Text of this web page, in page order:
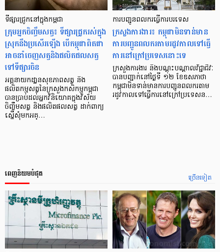
ទីផ្សារជ្រូកនៅក្នុងកម្ពជា
ក្រុមអ្នកចិញ្ចឹមសត្វ៖ ទីផ្សារជ្រូករស់ក្នុង
ស្រុកនឹងប្រសើរឡើង បើកម្ពុជាពិតជា
អាចនាំចេញសត្វនិងផលិតផលសត្វ
ទៅទីផ្សារចិន
អគ្គនាយកដា្ឋនសុខភាពសត្វ និង
ផលិតកម្មសត្វនៃក្រសួងកសិកម្មកម្ពុជា
បានប្រាប់ដល់អ្នកវិនិយោគក្នុងវិស័យ
ចិញ្ចឹមសត្វ និងផលិតផលសត្វ ដាក់ពាក្យ
ស្នើសុំមកអគ្…
ការបញ្ជូនពលករធ្វើការបរទេស
ក្រសួងការងារ៖ កម្ពុជាមិនទាន់មាន
ការបញ្ជូនពលករតាមរដូវកាលទៅធ្វើ
ការនៅក្រៅប្រទេសនោះទេ
ក្រសួងការងារ និងបណ្តុះបណ្តាលវិជ្ជាជីវៈ
បាន​បញ្ជាក់​នៅថ្ងៃទី ១២ ខែឧសភាថា
កម្ពុជាមិនទាន់មានការបញ្ជូនពលករតាម
រដូវកាល​ទៅធ្វើការនៅក្រៅប្រទេសន…
ច្រើនទៀត
ពេញនិយមបំផុត